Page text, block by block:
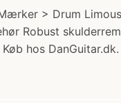
> Drum
Robust
hos DanGuitar.dk.